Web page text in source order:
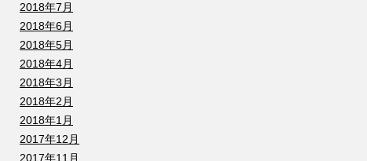
2018年7月
2018年6月
2018年5月
2018年4月
2018年3月
2018年2月
2018年1月
2017年12月
2017年11月